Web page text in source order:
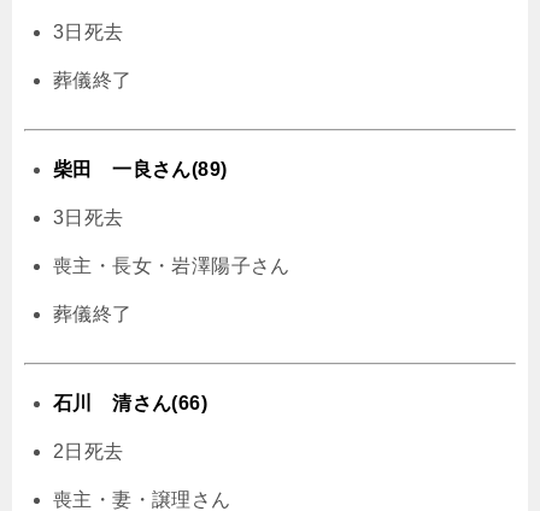
3日死去
葬儀終了
柴田 一良さん(89)
3日死去
喪主・長女・岩澤陽子さん
葬儀終了
石川 清さん(66)
2日死去
喪主・妻・譲理さん